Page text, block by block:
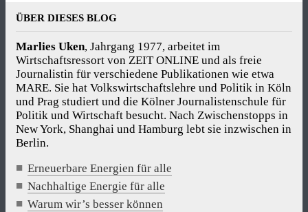
ÜBER DIESES BLOG
Marlies Uken, Jahrgang 1977, arbeitet im
Wirtschaftsressort von ZEIT ONLINE und als freie
Journalistin für verschiedene Publikationen wie etwa
MARE. Sie hat Volkswirtschaftslehre und Politik in Köln
und Prag studiert und die Kölner Journalistenschule für
Politik und Wirtschaft besucht. Nach Zwischenstopps in
New York, Shanghai und Hamburg lebt sie inzwischen in
Berlin.
Erneuerbare Energien für alle
Nachhaltige Energie für alle
Warum wir’s besser können